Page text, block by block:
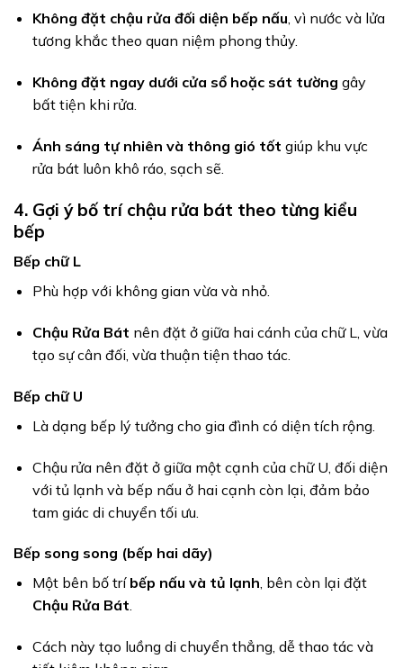
Không đặt chậu rửa đối diện bếp nấu, vì nước và lửa
tương khắc theo quan niệm phong thủy.
Không đặt ngay dưới cửa sổ hoặc sát tường gây
bất tiện khi rửa.
Ánh sáng tự nhiên và thông gió tốt giúp khu vực
rửa bát luôn khô ráo, sạch sẽ.
4. Gợi ý bố trí chậu rửa bát theo từng kiểu
bếp
Bếp chữ L
Phù hợp với không gian vừa và nhỏ.
Chậu Rửa Bát nên đặt ở giữa hai cánh của chữ L, vừa
tạo sự cân đối, vừa thuận tiện thao tác.
Bếp chữ U
Là dạng bếp lý tưởng cho gia đình có diện tích rộng.
Chậu rửa nên đặt ở giữa một cạnh của chữ U, đối diện
với tủ lạnh và bếp nấu ở hai cạnh còn lại, đảm bảo
tam giác di chuyển tối ưu.
Bếp song song (bếp hai dãy)
Một bên bố trí bếp nấu và tủ lạnh, bên còn lại đặt
Chậu Rửa Bát.
Cách này tạo luồng di chuyển thẳng, dễ thao tác và